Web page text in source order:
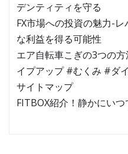
デンティティを守る
FX市場への投資の魅力-
な利益を得る可能性
エア自転車こぎの3つの
イプアップ #むくみ #ダ
サイトマップ
FITBOX紹介！静かにい